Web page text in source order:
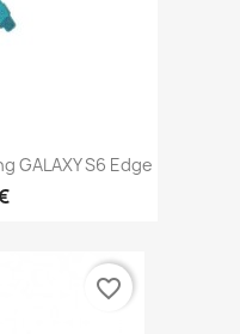
GALAXY S6 Edge
favorite_border